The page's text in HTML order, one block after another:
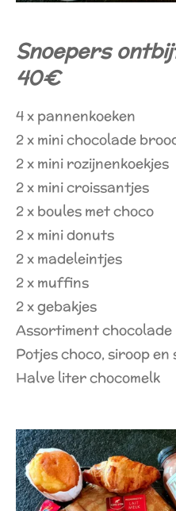
Snoepers
40€
4 x pannenkoeken
2 x mini chocolade
2 x mini rozijnenkoekjes
2 x mini croissantjes
2 x boules met choco
2 x mini donuts
2 x madeleintjes
2 x muffins
2 x gebakjes
Assortiment chocolade
Potjes choco, siroop en
Halve liter chocomelk